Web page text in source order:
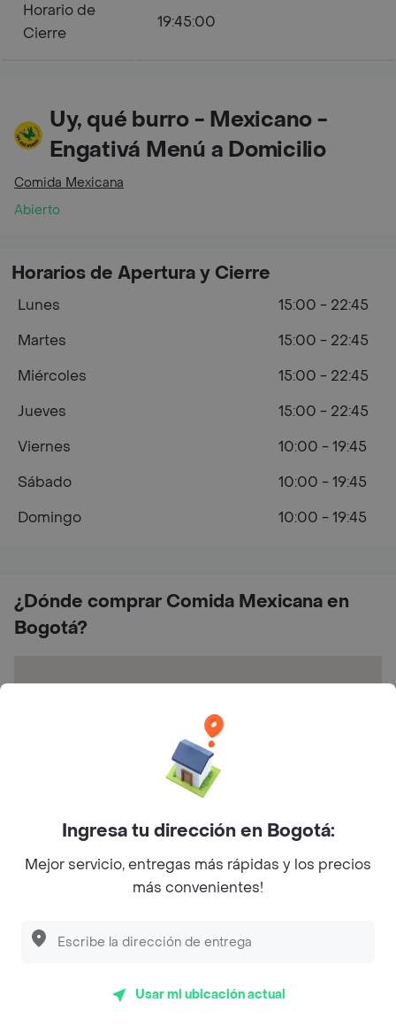
Horario de
Cierre
19:45:00
Uy, qué burro - Mexicano -
Engativá Menú a Domicilio
Comida Mexicana
Abierto
¿Dónde comprar Comida Mexicana en
Bogotá?
Cl. 26 #92-32, Engativá, Cundinamarca, Colombia
Horarios de Apertura y Cierre
Lunes
15:00 - 22:45
Martes
15:00 - 22:45
Miércoles
15:00 - 22:45
Jueves
15:00 - 22:45
Viernes
10:00 - 19:45
Sábado
10:00 - 19:45
Domingo
10:00 - 19:45
Preguntas frecuentes
domicilio?
¿Cuál es la dirección de Uy, qué burro - Mexicano?
Ingresa tu dirección en Bogotá:
Mejor servicio, entregas más rápidas y los precios
más convenientes!
Usar mi ubicación actual